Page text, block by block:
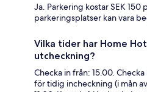
Ja. Parkering kostar SEK 150
parkeringsplatser kan vara
Vilka tider har Home
utcheckning?
Checka in från: 15.00.
för tidig incheckning (i mån